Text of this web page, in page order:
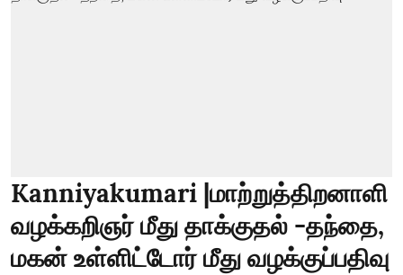
Kanniyakumari |மாற்றுத்திறனாளி
வழக்கறிஞர் மீது தாக்குதல் -தந்தை,
மகன் உள்ளிட்டோர் மீது வழக்குப்பதிவு